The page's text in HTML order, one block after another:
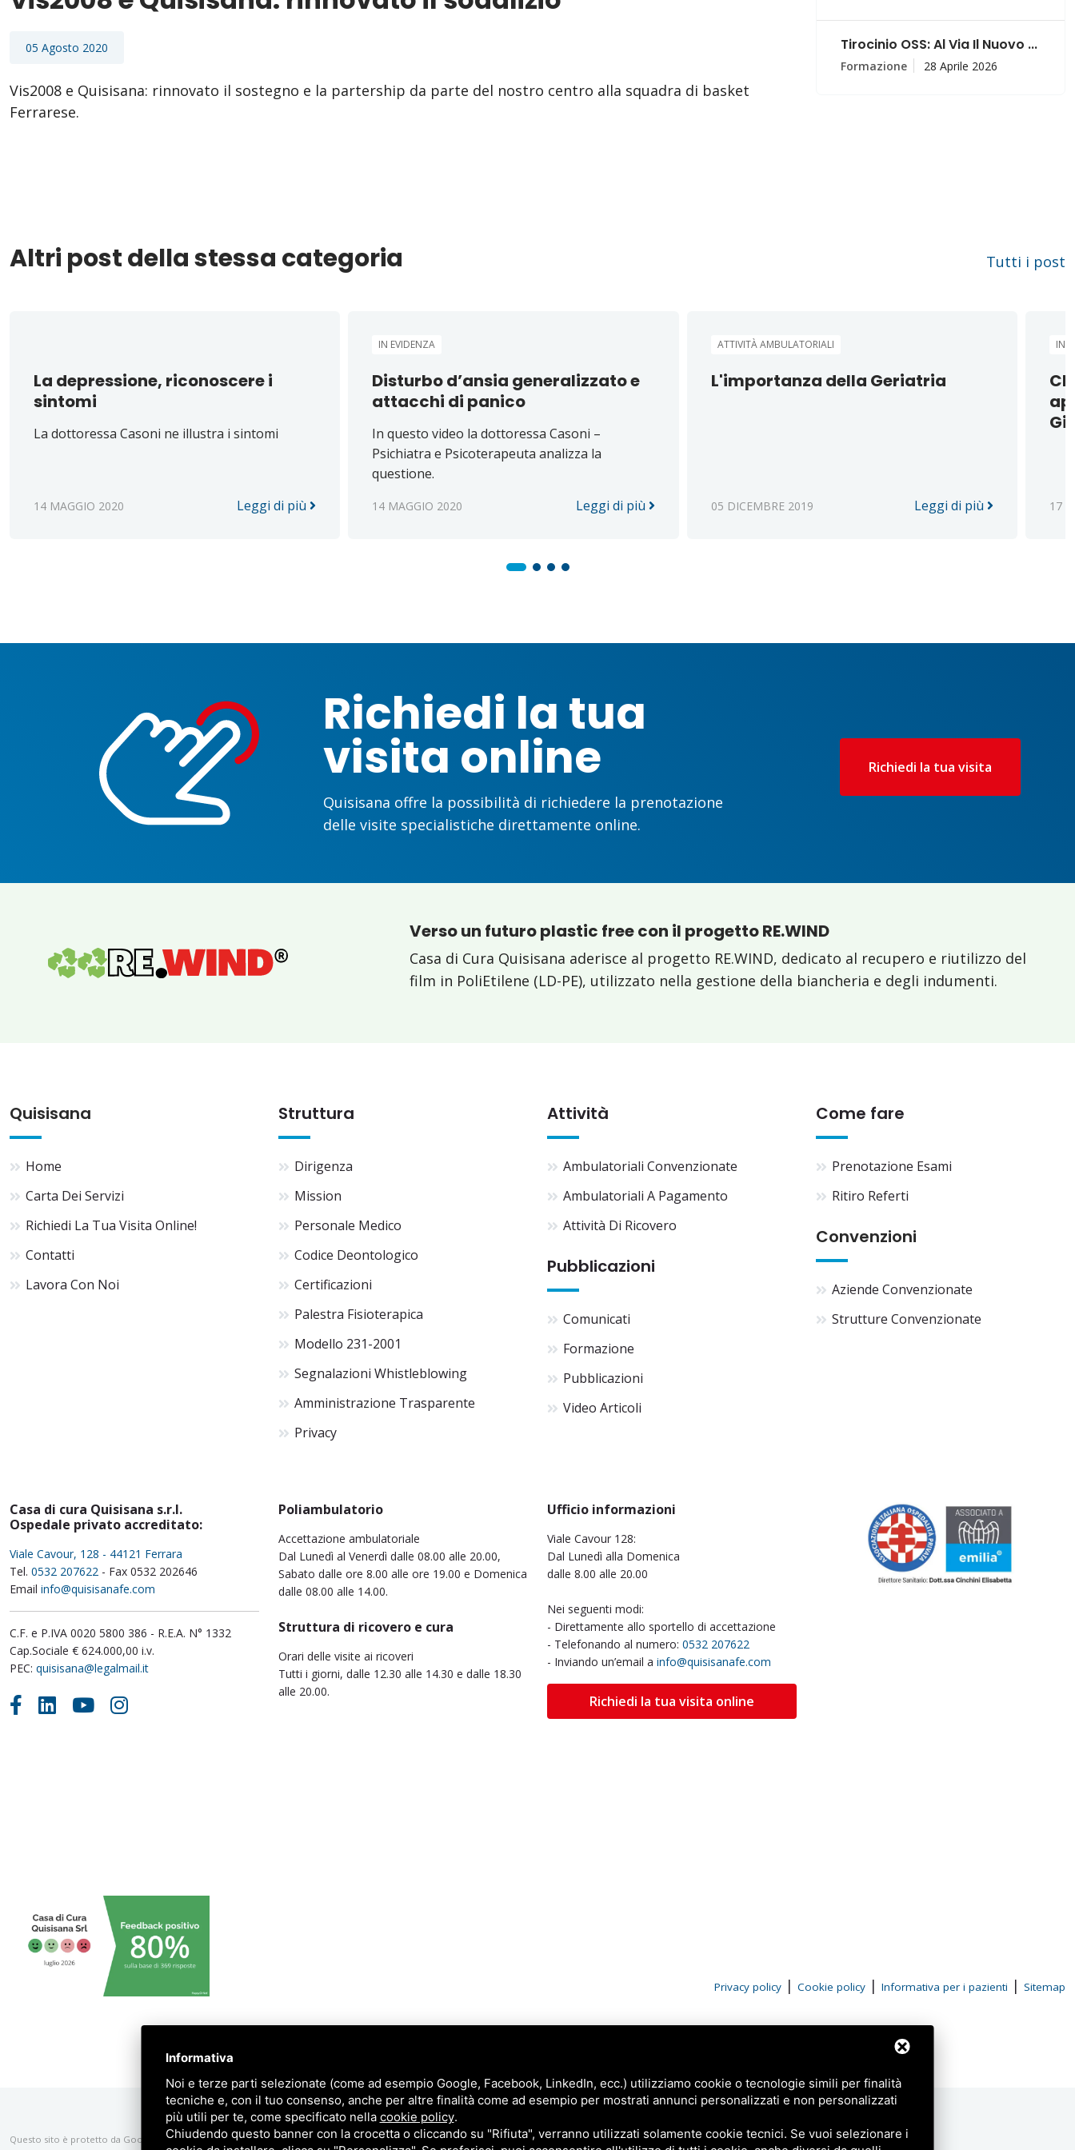
05 Agosto 2020
Vis2008 e Quisisana: rinnovato il sostegno e la partership da parte del nostro centro alla squadra di basket
Ferrarese.
Tirocinio OSS: Al Via Il Nuovo ...
Formazione 28 Aprile 2026
Altri post della stessa categoria Tutti i post
La depressione, riconoscere i
sintomi
La dottoressa Casoni ne illustra i sintomi
14 MAGGIO 2020 Leggi di più
IN EVIDENZA
Disturbo d’ansia generalizzato e
attacchi di panico
In questo video la dottoressa Casoni –
Psichiatra e Psicoterapeuta analizza la
questione.
14 MAGGIO 2020 Leggi di più
ATTIVITÀ AMBULATORIALI
L'importanza della Geriatria
05 DICEMBRE 2019 Leggi di più
IN
17
Richiedi la tua
visita online
Quisisana offre la possibilità di richiedere la prenotazione
delle visite specialistiche direttamente online.
Richiedi la tua visita
Verso un futuro plastic free con il progetto RE.WIND
Casa di Cura Quisisana aderisce al progetto RE.WIND, dedicato al recupero e riutilizzo del
film in PoliEtilene (LD-PE), utilizzato nella gestione della biancheria e degli indumenti.
Quisisana
Home
Carta Dei Servizi
Richiedi La Tua Visita Online!
Contatti
Lavora Con Noi
Struttura
Dirigenza
Mission
Personale Medico
Codice Deontologico
Certificazioni
Palestra Fisioterapica
Modello 231-2001
Segnalazioni Whistleblowing
Amministrazione Trasparente
Privacy
Attività
Ambulatoriali Convenzionate
Ambulatoriali A Pagamento
Attività Di Ricovero
Come fare
Prenotazione Esami
Ritiro Referti
Convenzioni
Aziende Convenzionate
Strutture Convenzionate
Pubblicazioni
Comunicati
Formazione
Pubblicazioni
Video Articoli
Casa di cura Quisisana s.r.l.
Ospedale privato accreditato:
Viale Cavour, 128 - 44121 Ferrara
Tel. 0532 207622 - Fax 0532 202646
Email info@quisisanafe.com
C.F. e P.IVA 0020 5800 386 - R.E.A. N° 1332
Cap.Sociale € 624.000,00 i.v.
PEC: quisisana@legalmail.it
Poliambulatorio
Accettazione ambulatoriale
Dal Lunedì al Venerdì dalle 08.00 alle 20.00,
Sabato dalle ore 8.00 alle ore 19.00 e Domenica
dalle 08.00 alle 14.00.
Struttura di ricovero e cura
Orari delle visite ai ricoveri
Tutti i giorni, dalle 12.30 alle 14.30 e dalle 18.30
alle 20.00.
Ufficio informazioni
Viale Cavour 128:
Dal Lunedì alla Domenica
dalle 8.00 alle 20.00
Nei seguenti modi:
- Direttamente allo sportello di accettazione
- Telefonando al numero: 0532 207622
- Inviando un’email a info@quisisanafe.com
Richiedi la tua visita online
Privacy policy | Cookie policy | Informativa per i pazienti | Sitemap
Questo sito è protetto da Google reCAPTCHA v3,Privacy PolicyeTerms of Servicedi Google .
Informativa
Noi e terze parti selezionate (come ad esempio Google, Facebook, LinkedIn, ecc.) utilizziamo cookie o tecnologie simili per finalità
tecniche e, con il tuo consenso, anche per altre finalità come ad esempio per mostrati annunci personalizzati e non personalizzati
più utili per te, come specificato nella cookie policy.
Chiudendo questo banner con la crocetta o cliccando su "Rifiuta", verranno utilizzati solamente cookie tecnici. Se vuoi selezionare i